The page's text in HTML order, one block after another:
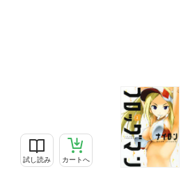
試し読み カートへ